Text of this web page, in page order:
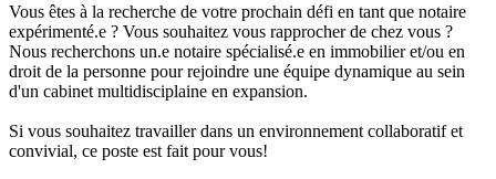
Vous êtes à la recherche de votre prochain défi en tant que notaire
expérimenté.e ? Vous souhaitez vous rapprocher de chez vous ?
Nous recherchons un.e notaire spécialisé.e en immobilier et/ou en
droit de la personne pour rejoindre une équipe dynamique au sein
d'un cabinet multidisciplaine en expansion.
Si vous souhaitez travailler dans un environnement collaboratif et
convivial, ce poste est fait pour vous!